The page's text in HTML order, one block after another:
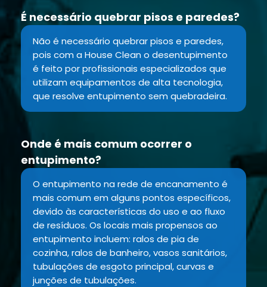
É necessário quebrar pisos e paredes?
Não é necessário quebrar pisos e paredes,
pois com a House Clean o desentupimento
é feito por profissionais especializados que
utilizam equipamentos de alta tecnologia,
que resolve entupimento sem quebradeira.
Onde é mais comum ocorrer o
entupimento?
O entupimento na rede de encanamento é
mais comum em alguns pontos específicos,
devido às características do uso e ao fluxo
de resíduos. Os locais mais propensos ao
entupimento incluem: ralos de pia de
cozinha, ralos de banheiro, vasos sanitários,
tubulações de esgoto principal, curvas e
junções de tubulações.